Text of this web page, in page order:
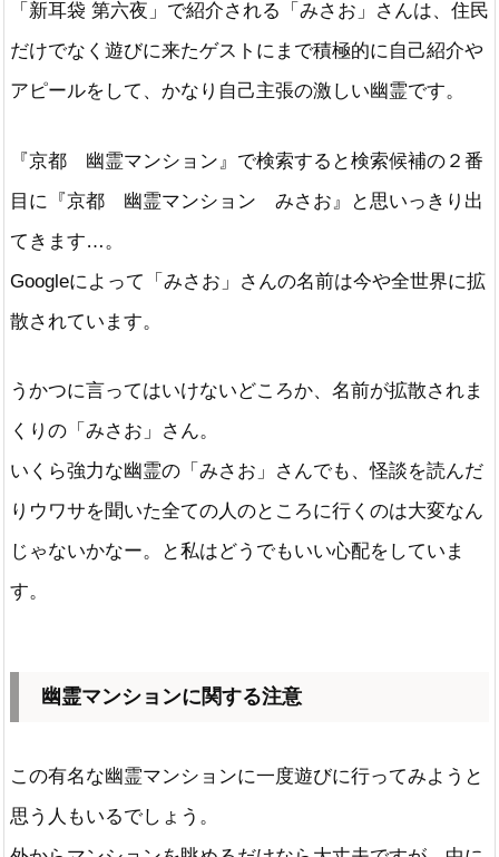
「新耳袋 第六夜」で紹介される「みさお」さんは、住民
だけでなく遊びに来たゲストにまで積極的に自己紹介や
アピールをして、かなり自己主張の激しい幽霊です。
『京都 幽霊マンション』で検索すると検索候補の２番
目に『京都 幽霊マンション みさお』と思いっきり出
てきます…。
Googleによって「みさお」さんの名前は今や全世界に拡
散されています。
うかつに言ってはいけないどころか、名前が拡散されま
くりの「みさお」さん。
いくら強力な幽霊の「みさお」さんでも、怪談を読んだ
りウワサを聞いた全ての人のところに行くのは大変なん
じゃないかなー。と私はどうでもいい心配をしていま
す。
幽霊マンションに関する注意
この有名な幽霊マンションに一度遊びに行ってみようと
思う人もいるでしょう。